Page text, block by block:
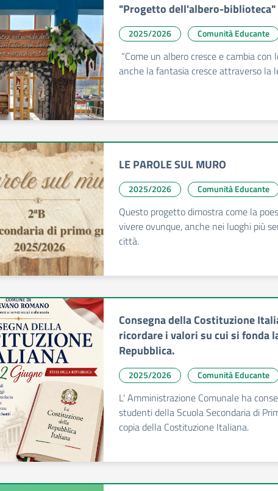
"Progetto dell'albero-biblioteca"
2025/2026 Comunità Educante
“Come un albero cresce e cambia con
anche la fantasia cresce attraverso la
LE PAROLE SUL MURO
2025/2026 Comunità Educante
Questo progetto dimostra come la
vivere ovunque, anche nei luoghi più
città.
Consegna della Costituzione
ricordare i valori su cui si fonda
Repubblica.
2025/2026 Comunità Educante
L' Amministrazione Comunale ha
studenti della Scuola Secondaria di
copia della Costituzione Italiana.